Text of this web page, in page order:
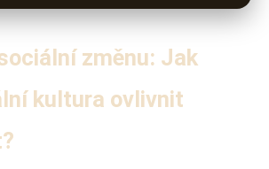
změnu: Jak
kultura ovlivnit